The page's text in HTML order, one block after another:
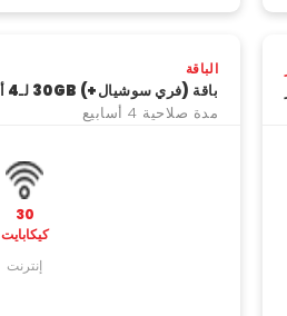
الباقة
باقة (فري سوشيال+) 30GB لـ4 أسابيع
مدة صلاحية 4 أسابيع
30
كيكابايت
إنترنت